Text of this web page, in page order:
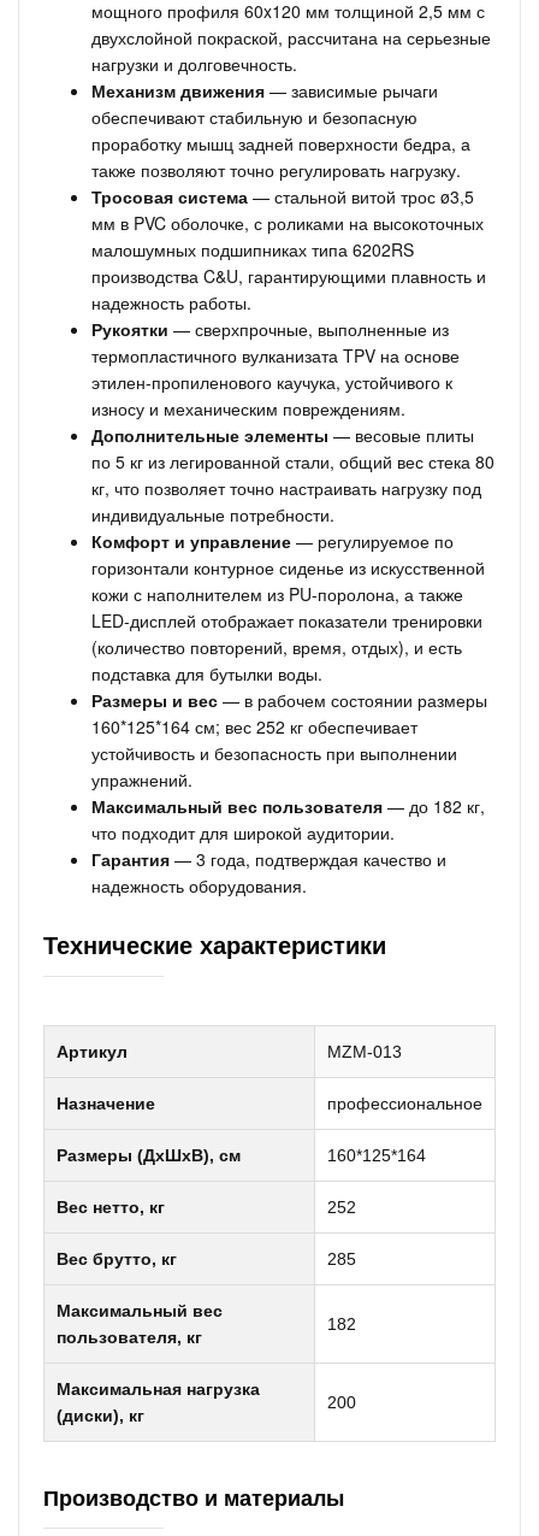
мощного профиля 60x120 мм толщиной 2,5 мм с
двухслойной покраской, рассчитана на серьезные
нагрузки и долговечность.
Механизм движения — зависимые рычаги
обеспечивают стабильную и безопасную
проработку мышц задней поверхности бедра, а
также позволяют точно регулировать нагрузку.
Тросовая система — стальной витой трос ø3,5
мм в PVC оболочке, с роликами на высокоточных
малошумных подшипниках типа 6202RS
производства C&U, гарантирующими плавность и
надежность работы.
Рукоятки — сверхпрочные, выполненные из
термопластичного вулканизата TPV на основе
этилен-пропиленового каучука, устойчивого к
износу и механическим повреждениям.
Дополнительные элементы — весовые плиты
по 5 кг из легированной стали, общий вес стека 80
кг, что позволяет точно настраивать нагрузку под
индивидуальные потребности.
Комфорт и управление — регулируемое по
горизонтали контурное сиденье из искусственной
кожи с наполнителем из PU-поролона, а также
LED-дисплей отображает показатели тренировки
(количество повторений, время, отдых), и есть
подставка для бутылки воды.
Размеры и вес — в рабочем состоянии размеры
160*125*164 см; вес 252 кг обеспечивает
устойчивость и безопасность при выполнении
упражнений.
Максимальный вес пользователя — до 182 кг,
что подходит для широкой аудитории.
Гарантия — 3 года, подтверждая качество и
надежность оборудования.
Технические характеристики
Артикул MZM-013
Назначение профессиональное
Размеры (ДxШxВ), см 160*125*164
Вес нетто, кг 252
Вес брутто, кг 285
Максимальный вес
пользователя, кг
182
Максимальная нагрузка
(диски), кг
200
Производство и материалы